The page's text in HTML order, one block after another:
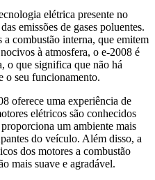
elétrica presente no
emissões de gases poluentes.
combustão interna, que emitem
à atmosfera, o e-2008 é
o que significa que não há
o seu funcionamento.
oferece uma experiência de
elétricos são conhecidos
um ambiente mais
do veículo. Além disso, a
dos motores a combustão
mais suave e agradável.